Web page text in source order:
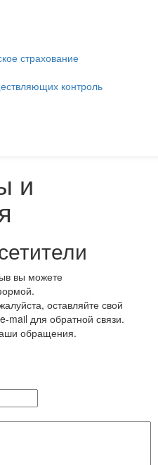
страхование
контроль
и
вы можете
оставляйте свой
mail для обратной связи.
обращения.